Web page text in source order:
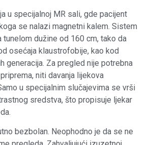
u specijalnoj MR sali, gde pacijent
se nalazi magnetni kalem. Sistem
tunelom dužine od 160 cm, tako da
osećaja klaustrofobije, kao kod
generacija. Za pregled nije potrebna
niti davanja lijekova
u specijalnim slučajevima se vrši
sredstva, što propisuje ljekar
bezbolan. Neophodno je da se ne